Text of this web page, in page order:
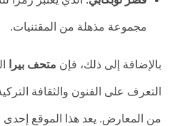
مجموعة مذهلة من المقتنيات.
بالإضافة إلى ذلك، فإن متحف بيرا
التعرف على الفنون والثقافة
من المعارض. يعد هذا الموقع إحدى